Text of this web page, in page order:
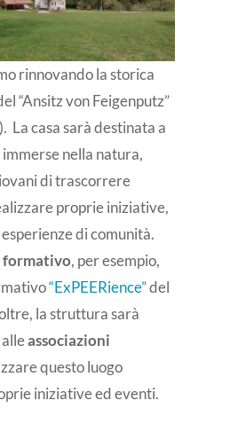
rinnovando la storica
“Ansitz von Feigenputz”
La casa sarà destinata a
nella natura,
di trascorrere
proprie iniziative,
di comunità.
formativo, per esempio,
“ExPEERience”del
la struttura sarà
alleassociazioni
questo luogo
iniziative ed eventi.